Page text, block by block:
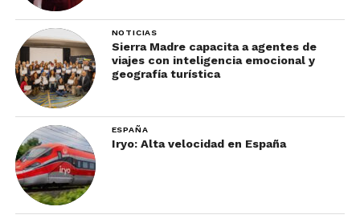
NOTICIAS
Sierra Madre capacita a agentes de
viajes con inteligencia emocional y
geografía turística
ESPAÑA
Iryo: Alta velocidad en España